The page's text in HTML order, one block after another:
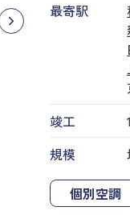
最寄駅
竣工
規模
個別空調